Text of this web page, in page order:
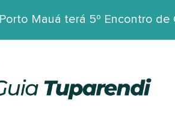
Porto Mauá terá 5º Encontro